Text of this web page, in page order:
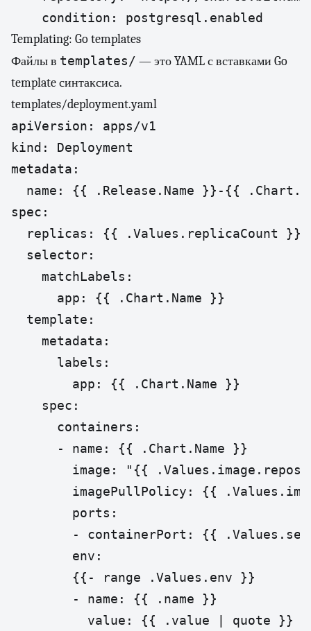
    condition: postgresql.enabled
Templating: Go templates
Файлы в templates/ — это YAML с вставками Go
template синтаксиса.
templates/deployment.yaml
apiVersion: apps/v1
kind: Deployment
metadata:
name: {{ .Release.Name }}-{{
spec:
  replicas: {{ .Values.replicaCount }}
  selector:
    matchLabels:
      app: {{ .Chart.Name }}
  template:
    metadata:
      labels:
        app: {{ .Chart.Name }}
    spec:
      containers:
      - name: {{ .Chart.Name }}
image: "{{
imagePullPolicy: {{
        ports:
- containerPort: {{
        env:
        {{- range .Values.env }}
        - name: {{ .name }}
          value: {{ .value | quote }}